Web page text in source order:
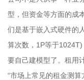
型，但资金等方面的成
们是基于嵌入式硬件的
算次数，1P等于
要自己建模型了。租用
“市场上常见的租金测